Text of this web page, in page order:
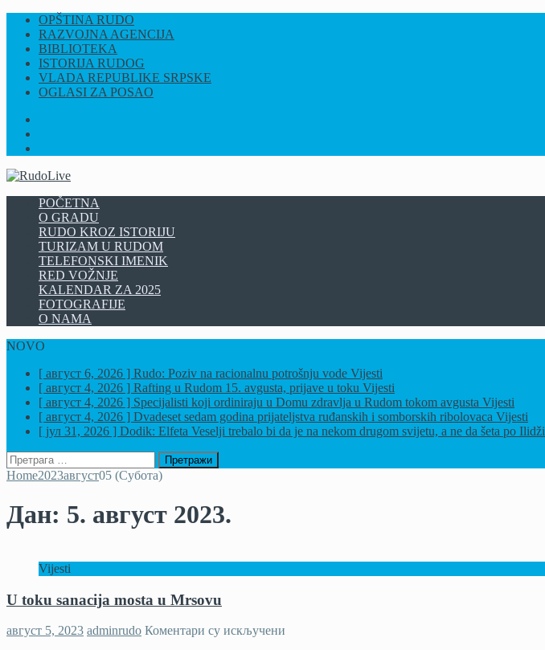
OPŠTINA RUDO
RAZVOJNA AGENCIJA
BIBLIOTEKA
ISTORIJA RUDOG
VLADA REPUBLIKE SRPSKE
OGLASI ZA POSAO
POČETNA
O GRADU
RUDO KROZ ISTORIJU
TURIZAM U RUDOM
TELEFONSKI IMENIK
RED VOŽNJE
KALENDAR ZA 2025
FOTOGRAFIJE
O NAMA
NOVO
[ август 6, 2026 ] Rudo: Poziv na racionalnu potrošnju vode Vijesti
[ август 4, 2026 ] Rafting u Rudom 15. avgusta, prijave u toku Vijesti
[ август 4, 2026 ] Specijalisti koji ordiniraju u Domu zdravlja u Rudom tokom avgusta Vijesti
[ август 4, 2026 ] Dvadeset sedam godina prijateljstva ruđanskih i somborskih ribolovaca Vijesti
[ јул 31, 2026 ] Dodik: Elfeta Veselji trebalo bi da je na nekom drugom svijetu, a ne da šeta po Ilidži
Претрага
за:
Home2023август05 (Субота)
Дан: 5. август 2023.
Vijesti
U toku sanacija mosta u Mrsovu
август 5, 2023 adminrudo Коментари су искључени